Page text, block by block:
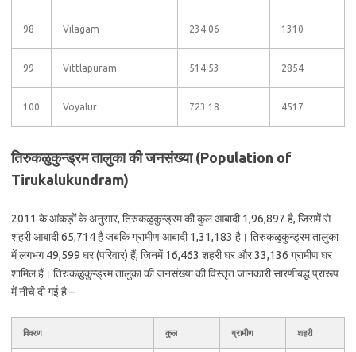
98 Vilagam 234.06 1310
99 Vittlapuram 514.53 2854
100 Voyalur 723.18 4517
तिरुकळुकुन्ड्रम तालुका की जनसंख्या (Population of
Tirukalukundram)
2011 के आंकड़ों के अनुसार, तिरुकळुकुन्ड्रम की कुल आबादी 1,96,897 है, जिसमें से
शहरी आबादी 65,714 है जबकि ग्रामीण आबादी 1,31,183 है। तिरुकळुकुन्ड्रम तालुका
में लगभग 49,599 घर (परिवार) हैं, जिनमें 16,463 शहरी घर और 33,136 ग्रामीण घर
शामिल हैं। तिरुकळुकुन्ड्रम तालुका की जनसंख्या की विस्तृत जानकारी सारणीबद्ध प्रारूप
में नीचे दी गई है –
विवरण कुल ग्रामीण शहरी